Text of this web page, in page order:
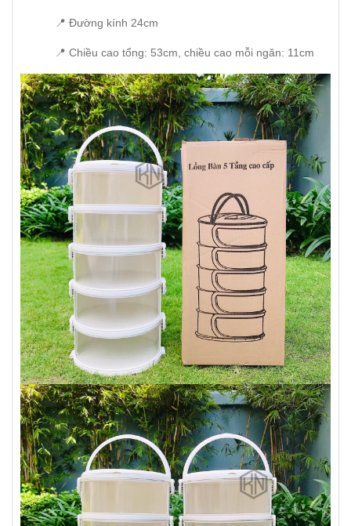
📍 Đường kính 24cm
📍 Chiều cao tổng: 53cm, chiều cao mỗi ngăn: 11cm